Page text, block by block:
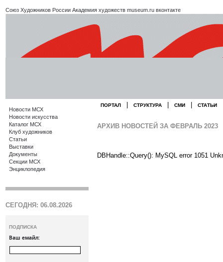
Союз Художников России Академия художеств museum.ru вконтакте
Новости МСХ
Новости искусства
Каталог МСХ
Клуб художников
Статьи
Выставки
Документы
Секции МСХ
Энциклопедия
СЕГОДНЯ: 06.08.2026
ПОДПИСКА
Ваш емайл:
ПОРТАЛ СТРУКТУРА СМИ СТАТЬИ
АРХИВ НОВОСТЕЙ ЗА ФЕВРАЛЬ 2023
DBHandle::Query(): MySQL error 1051